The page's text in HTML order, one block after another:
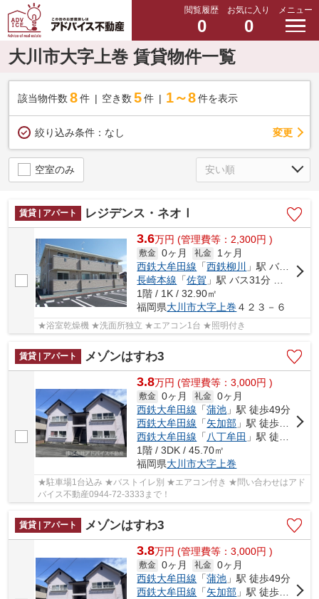
閲覧履歴
0
お気に入り
0
メニュー
大川市大字上巻 賃貸物件一覧
該当物件数 8件 空き数 5 件 1～8 件を表示
絞り込み条件： なし 変更
空室のみ
賃貸 | アパート レジデンス・ネオⅠ
3.6万円 (管理費等：2,300円 )
敷金 0ヶ月 礼金
1ヶ月
西鉄大牟田線 「西鉄柳川
」駅 バス17分 「新茶屋」 停歩14分
長崎本線 「佐賀 」駅 バス31分 「新茶屋」 停歩14分
1階 / 1K / 32.90㎡
福岡県大川市大字上巻 ４２３－６
★浴室乾燥機 ★洗面所独立 ★エアコン1台 ★照明付き
賃貸 | アパート メゾンはすわ3
3.8万円 (管理費等：3,000円 )
敷金 0ヶ月 礼金 0ヶ月
西鉄大牟田線 「蒲池 」駅 徒歩49分
西鉄大牟田線 「矢加部 」駅 徒歩60分
西鉄大牟田線 「八丁牟田 」駅 徒歩75分
1階 / 3DK / 45.70㎡
福岡県大川市大字上巻
★駐車場1台込み ★バストイレ別 ★エアコン付き ★問い合わせはアド
バイス不動産0944-72-3333まで！
賃貸 | アパート メゾンはすわ3
3.8万円 (管理費等：3,000円 )
敷金 0ヶ月 礼金 0ヶ月
西鉄大牟田線 「蒲池 」駅 徒歩49分
西鉄大牟田線 「矢加部 」駅 徒歩60分